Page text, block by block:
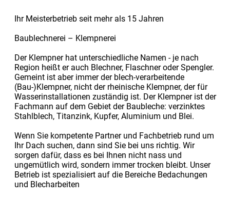
Ihr Meisterbetrieb seit mehr als 15 Jahren
Baublechnerei – Klempnerei
Der Klempner hat unterschiedliche Namen - je nach
Region heißt er auch Blechner, Flaschner oder Spengler.
Gemeint ist aber immer der blech-verarbeitende
(Bau-)Klempner, nicht der rheinische Klempner, der für
Wasserinstallationen zuständig ist. Der Klempner ist der
Fachmann auf dem Gebiet der Baubleche: verzinktes
Stahlblech, Titanzink, Kupfer, Aluminium und Blei.
Wenn Sie kompetente Partner und Fachbetrieb rund um
Ihr Dach suchen, dann sind Sie bei uns richtig. Wir
sorgen dafür, dass es bei Ihnen nicht nass und
ungemütlich wird, sondern immer trocken bleibt. Unser
Betrieb ist spezialisiert auf die Bereiche Bedachungen
und Blecharbeiten